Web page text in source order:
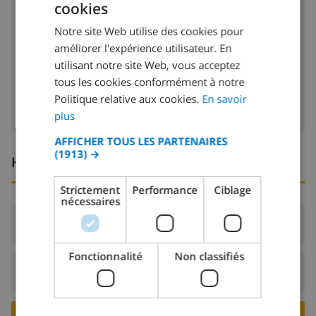
réfrigérateur
lave-vaisselle
machine à laver
Heures d'arrivée et de départ
Arrivée: De 16:00 avant 19:00
Départ: Avant: 10:00
DUTCH
SPANISH
GERMAN
DANISH
cookies
Notre site Web utilise des cookies pour
améliorer l'expérience utilisateur. En
utilisant notre site Web, vous acceptez
tous les cookies conformément à notre
Politique relative aux cookies. En savoir
plus
AFFICHER TOUS LES PARTENAIRES
(1913) →
Strictement
nécessaires
Performance Ciblage
Fonctionnalité Non classifiés